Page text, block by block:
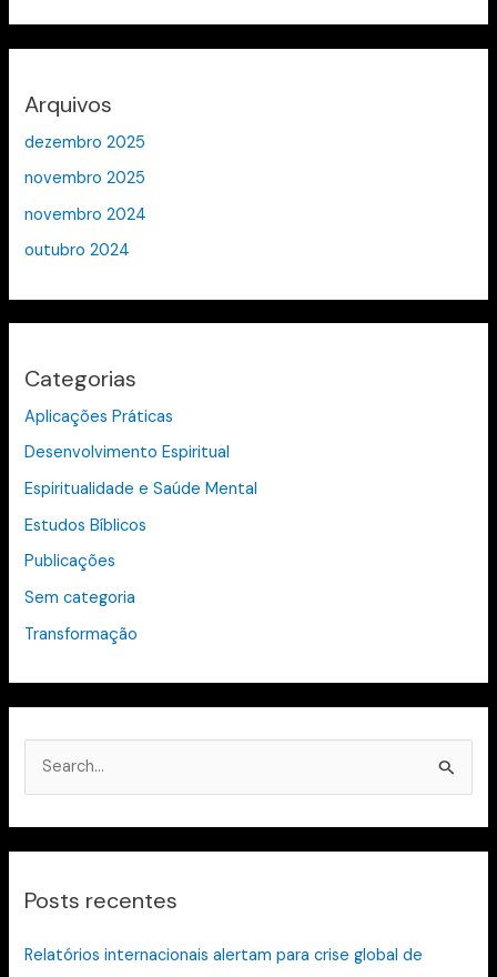
Arquivos
dezembro 2025
novembro 2025
novembro 2024
outubro 2024
Categorias
Aplicações Práticas
Desenvolvimento Espiritual
Espiritualidade e Saúde Mental
Estudos Bíblicos
Publicações
Sem categoria
Transformação
u
s
Posts recentes
Relatórios internacionais alertam para crise global de